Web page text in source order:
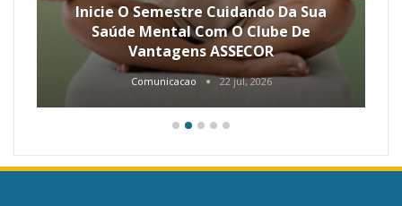
Inicie O Semestre Cuidando Da Sua
Saúde Mental Com O Clube De
Vantagens ASSECOR
Comunicacao 22 jul, 2026